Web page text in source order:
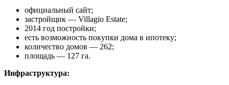
официальный сайт;
застройщик ― Villagio Estate;
2014 год постройки;
есть возможность покупки дома в ипотеку;
количество домов ― 262;
площадь ― 127 га.
Инфраструктура: